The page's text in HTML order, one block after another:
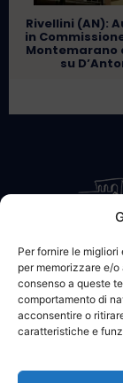
Per fornire le
per memorizzare e/
consenso a queste
comportamento di
acconsentire o
caratteristiche e
Rivellini (AN):
in
Montemarano
su